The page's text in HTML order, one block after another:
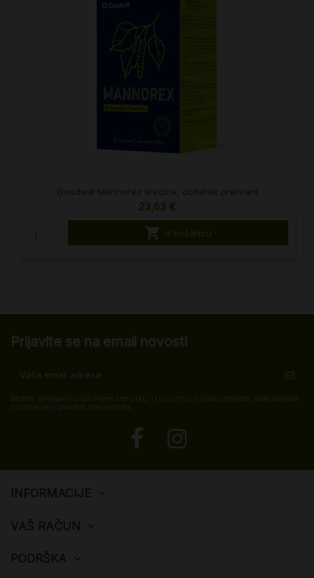
23,63 €
 U košaricu
Prijavite se na email novosti
Možete se odjaviti u bilo kojem trenutku. U tu svrhu, molimo pronađite naše kontakt
informacije u pravnim obavijestima.